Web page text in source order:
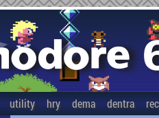
utility hry dema dentra